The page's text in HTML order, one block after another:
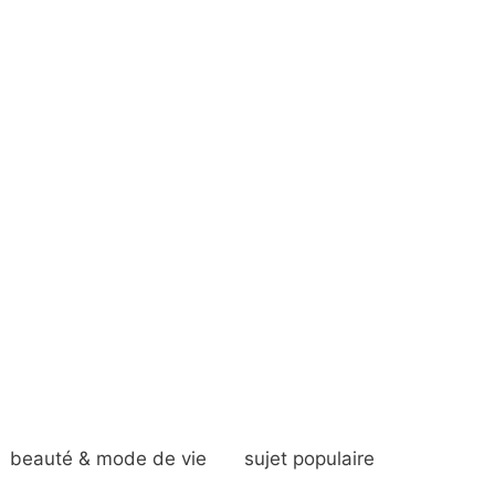
beauté & mode de vie sujet populaire